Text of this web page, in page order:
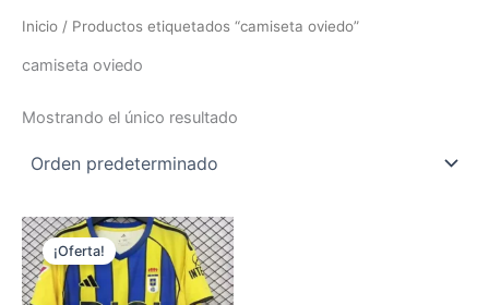
Inicio / Productos etiquetados “camiseta oviedo”
camiseta oviedo
Mostrando el único resultado
¡Oferta!